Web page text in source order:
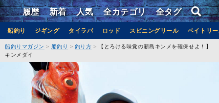
履歴 新着 人気 全カテゴリ 全タグ
船釣り ジギング タイラバ ロッド スピニングリール ベイトリ
船釣りマガジン 船釣り 釣り方
【とろける味覚の新島キンメを確保せよ！】
キンメダイ